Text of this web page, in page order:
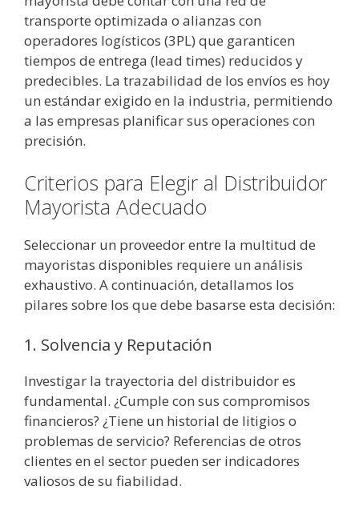
transporte optimizada o alianzas con
operadores logísticos (3PL) que garanticen
tiempos de entrega (lead times) reducidos y
predecibles. La trazabilidad de los envíos es hoy
un estándar exigido en la industria, permitiendo
a las empresas planificar sus operaciones con
precisión.
Criterios para Elegir al Distribuidor
Mayorista Adecuado
Seleccionar un proveedor entre la multitud de
mayoristas disponibles requiere un análisis
exhaustivo. A continuación, detallamos los
pilares sobre los que debe basarse esta decisión:
1. Solvencia y Reputación
Investigar la trayectoria del distribuidor es
fundamental. ¿Cumple con sus compromisos
financieros? ¿Tiene un historial de litigios o
problemas de servicio? Referencias de otros
clientes en el sector pueden ser indicadores
valiosos de su fiabilidad.